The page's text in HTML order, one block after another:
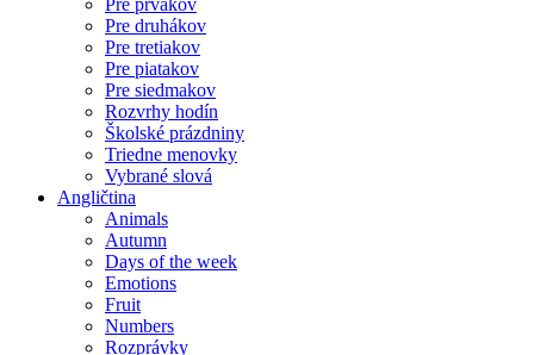
Pre prvákov
Pre druhákov
Pre tretiakov
Pre piatakov
Pre siedmakov
Rozvrhy hodín
Školské prázdniny
Triedne menovky
Vybrané slová
Angličtina
Animals
Autumn
Days of the week
Emotions
Fruit
Numbers
Rozprávky